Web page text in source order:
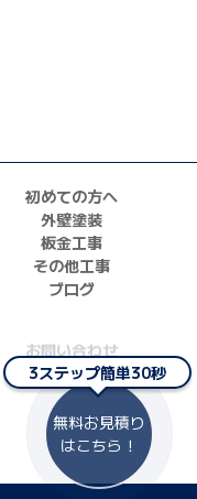
初めての方へ
外壁塗装
板金工事
その他工事
ブログ
正しい業者の選び方
3ステップ簡単30秒
無料お見積り
はこちら！